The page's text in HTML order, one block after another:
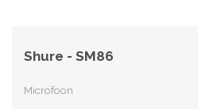
Shure - SM86
Microfoon